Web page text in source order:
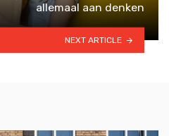
allemaal aan denken
NEXT ARTICLE